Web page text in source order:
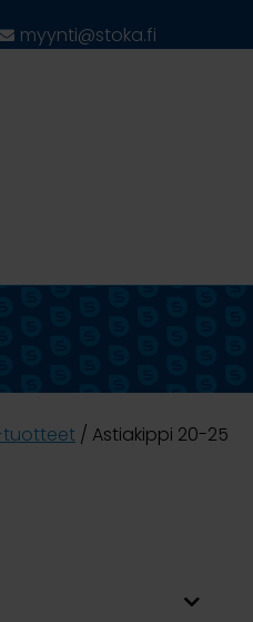
myynti@stoka.fi
tuotteet / Astiakippi 20-25